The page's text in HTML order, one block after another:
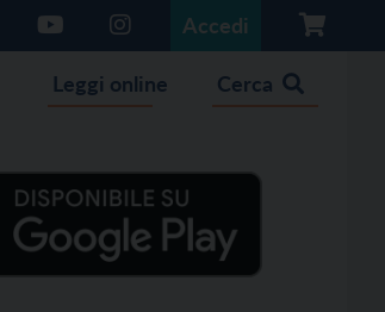
Accedi
Leggi online Cerca